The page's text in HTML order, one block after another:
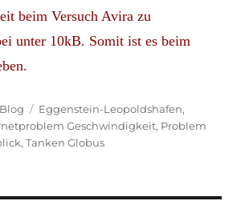
beim Versuch Avira zu
unter 10kB. Somit ist es beim
Kategorien
Blog Schlagwörter
Eggenstein-Leopoldshafen,
Geschwindigkeit, Problem
,Tanken Globus